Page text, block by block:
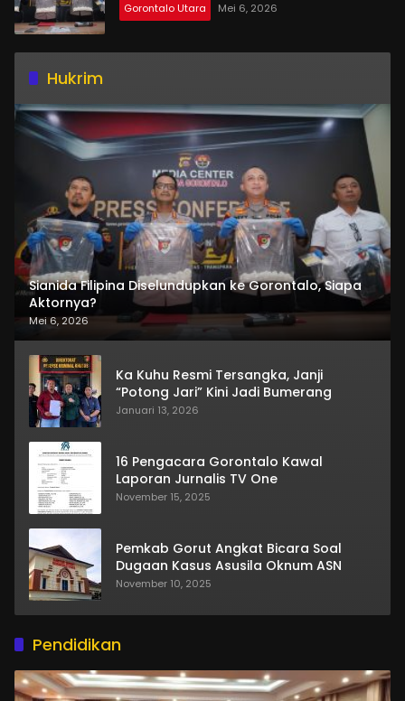
Gorontalo Utara Mei 6, 2026
Hukrim
Sianida Filipina Diselundupkan ke Gorontalo, Siapa
Aktornya?
Mei 6, 2026
Ka Kuhu Resmi Tersangka, Janji
“Potong Jari” Kini Jadi Bumerang
Januari 13, 2026
16 Pengacara Gorontalo Kawal
Laporan Jurnalis TV One
November 15, 2025
Pemkab Gorut Angkat Bicara Soal
Dugaan Kasus Asusila Oknum ASN
November 10, 2025
Pendidikan